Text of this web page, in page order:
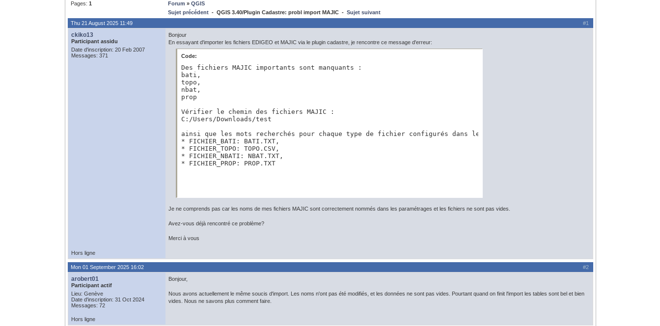
Pages: 1 Forum » QGIS
Sujet précédent - QGIS 3.40/Plugin Cadastre: probl import MAJIC - Sujet suivant
#1
Thu 21 August 2025 11:49
ckiko13
Participant assidu
Date d'inscription: 20 Feb 2007
Messages: 371
Bonjour
En essayant d'importer les fichiers EDIGEO et MAJIC via le plugin cadastre, je rencontre ce message d'erreur:
Code:
Des fichiers MAJIC importants sont manquants :
bati,
topo,
nbat,
prop
Vérifier le chemin des fichiers MAJIC :
C:/Users/Downloads/test
ainsi que les mots recherchés pour chaque type de fichier configurés dans les options du plugin Cadastre :
* FICHIER_BATI: BATI.TXT,
* FICHIER_TOPO: TOPO.CSV,
* FICHIER_NBATI: NBAT.TXT,
* FICHIER_PROP: PROP.TXT
Je ne comprends pas car les noms de mes fichiers MAJIC sont correctement nommés dans les paramétrages et les fichiers ne sont pas vides.
Avez-vous déjà rencontré ce problème?
Merci à vous
Hors ligne
#2
Mon 01 September 2025 16:02
arobert01
Participant actif
Lieu: Genève
Date d'inscription: 31 Oct 2024
Messages: 72
Bonjour,
Nous avons actuellement le même soucis d'import. Les noms n'ont pas été modifiés, et les données ne sont pas vides. Pourtant quand on finit l'import les tables sont bel et bien
vides. Nous ne savons plus comment faire.
Hors ligne